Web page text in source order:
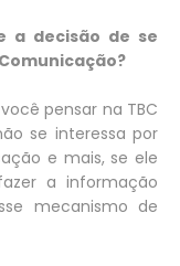
a decisão de se
pensar na TBC
se interessa por
e mais, se ele
a informação
mecanismo de